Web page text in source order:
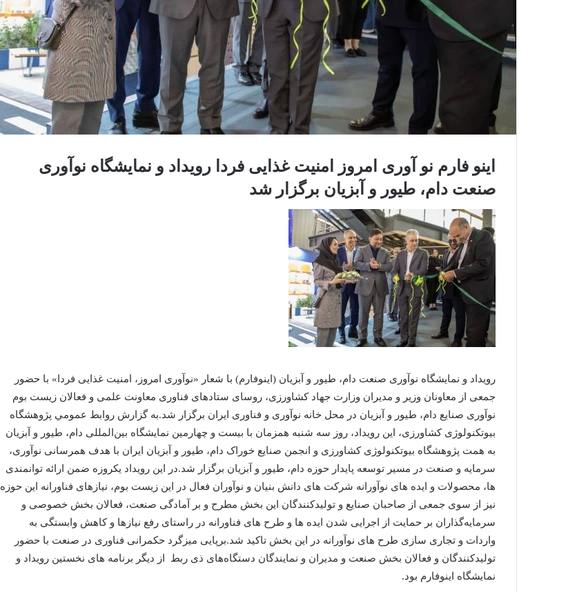
اینو فارم نو آوری امروز امنیت غذایی فردا رویداد و نمایشگاه نوآوری
صنعت دام، طیور و آبزیان برگزار شد
رویداد و نمایشگاه نوآوری صنعت دام، طیور و آبزیان (اینوفارم) با شعار «نوآوری امروز، امنیت غذایی فردا» با حضور
جمعی از معاونان وزیر و مدیران وزارت جهاد کشاورزی، روسای ستادهای فناوری معاونت علمی و فعالان زیست بوم
نوآوری صنایع دام، طیور و آبزیان در محل خانه نوآوری و فناوری ایران برگزار شد.به گزارش روابط عمومي پژوهشگاه
بیوتکنولوژی کشاورزی، این رویداد، روز سه شنبه همزمان با بیست و چهارمین نمایشگاه بین‌المللی دام، طیور و آبزیان
به همت پژوهشگاه بیوتکنولوژی کشاورزی و انجمن صنایع خوراک دام، طیور و آبزیان ایران با هدف همرسانی نوآوری،
سرمایه و صنعت در مسیر توسعه‌ پایدار حوزه دام، طیور و آبزیان برگزار شد.در این رویداد یکروزه ضمن ارائه توانمندی
ها، محصولات و ایده های نوآورانه شرکت های دانش بنیان و نوآوران فعال در این زیست بوم، نیازهای فناورانه این حوزه
نیز از سوی جمعی از صاحبان صنایع و تولیدکنندگان این بخش مطرح و بر آمادگی صنعت، فعالان بخش خصوصی و
سرمایه‌گذاران بر حمایت از اجرایی شدن ایده ها و طرح های فناورانه در راستای رفع نیازها و کاهش وابستگی به
واردات و تجاری سازی طرح های نوآورانه در این بخش تاکید شد.برپایی میزگرد حکمرانی فناوری در صنعت با حضور
تولیدکنندگان و فعالان بخش صنعت و مدیران و نمایندگان دستگاه‌های ذی ربط از دیگر برنامه های نخستین رویداد و
نمایشگاه اینوفارم بود.